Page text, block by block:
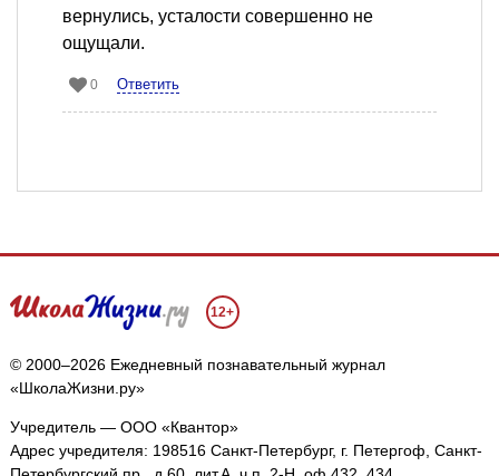
вернулись, усталости совершенно не
ощущали.
0 Ответить
12+
© 2000–2026 Ежедневный познавательный журнал
«ШколаЖизни.ру»
Учредитель — ООО «Квантор»
Адрес учредителя: 198516 Санкт-Петербург, г. Петергоф, Санкт-